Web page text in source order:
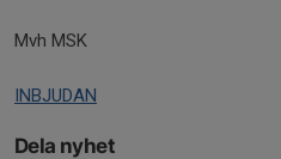
Mvh MSK
INBJUDAN
Dela nyhet